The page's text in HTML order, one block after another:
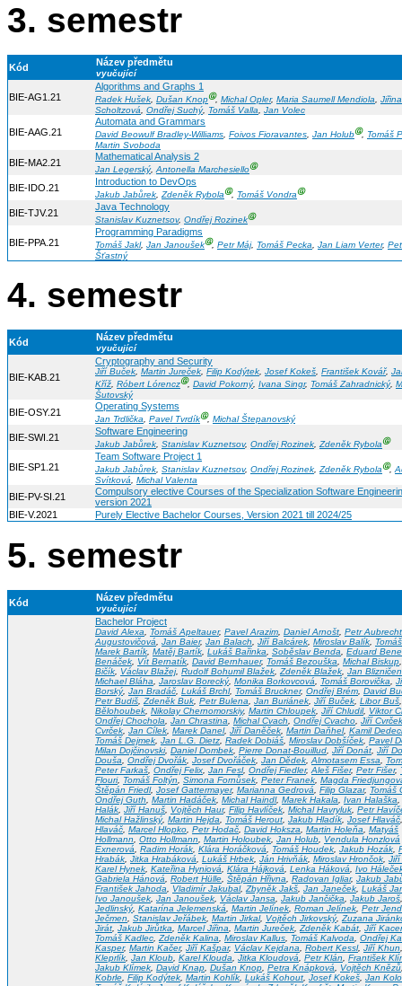
3. semestr
Kód Název předmětu
vyučující
BIE-AG1.21
Algorithms and Graphs 1
Radek Hušek, Dušan KnopⒼ, Michal Opler, Maria Saumell Mendiola, Jiřina
Scholtzová
Ondřej Suchý, Tomáš Valla Jan Volec
BIE-AAG.21
Automata and Grammars
David Beowulf Bradley-Williams, Foivos Fioravantes, Jan HolubⒼ, Tomáš
Martin Svoboda
BIE-MA2.21
Mathematical Analysis 2
Jan Legerský,Antonella MarchesielloⒼ
BIE-IDO.21
Introduction to DevOps
Jakub Jabůrek,Zdeněk RybolaⒼ, Tomáš VondraⒼ
BIE-TJV.21
Java Technology
Stanislav Kuznetsov, Ondřej RozinekⒼ
BIE-PPA.21
Programming Paradigms
Tomáš Jakl, Jan JanoušekⒼ, Petr Máj, Tomáš Pecka, Jan Liam Verter,
Šťastný
4. semestr
Kód Název předmětu
vyučující
BIE-KAB.21
Cryptography and Security
Jiří Buček, Martin Jureček, Filip Kodýtek, Josef Kokeš, František Kovář,
Kříž, Róbert LórenczⒼ, David Pokorný, Ivana Singr, Tomáš Zahradnický,
Šutovský
BIE-OSY.21
Operating Systems
Jan Trdlička, Pavel TvrdíkⒼ, Michal Štepanovský
BIE-SWI.21
Software Engineering
Jakub Jabůrek, Stanislav Kuznetsov, Ondřej Rozinek,Zdeněk RybolaⒼ
BIE-SP1.21
Team Software Project 1
Jakub Jabůrek, Stanislav Kuznetsov, Ondřej Rozinek,Zdeněk RybolaⒼ,
Svítková
Michal Valenta
BIE-PV-SI.21
Compulsory elective Courses of the Specialization Software
version 2021
BIE-V.2021
Purely Elective Bachelor Courses, Version 2021 till 2024/25
5. semestr
Kód Název předmětu
vyučující
Bachelor Project
David Alexa, Tomáš Apeltauer, Pavel Arazim, Daniel Arnošt, Petr Aubrecht
Augustovičová, Jan Baier, Jan Balach, Jiří Balcárek, Miroslav Balík,
Marek Bartík, Matěj Bartík, Lukáš Bařinka, Soběslav Benda, Eduard
Benáček, Vít Bernatík, David Bernhauer, Tomáš Bezouška, Michal Biskup
Bičík, Václav Blažej, Rudolf Bohumil Blažek,Zdeněk Blažek, Jan
Michael Bláha, Jaroslav Borecký, Monika Borkovcová, Tomáš Borovička,
Borský, Jan Bradáč, Lukáš Brchl, Tomáš Bruckner, Ondřej Brém, David
Petr Budiš,Zdeněk Buk, Petr Bulena, Jan Buriánek, Jiří Buček, Libor Buš
Bělohoubek, Nikolay Chernomorskiy, Martin Chloupek, Jiří Chludil, Viktor
Ondřej Chochola, Jan Chrastina, Michal Cvach, Ondřej Cvacho, Jiří Cvrček
Cvrček, Jan Cílek, Marek Danel, Jiří Daněček, Martin Daňhel, Kamil
Tomáš Dejmek, Jan L.G. Dietz, Radek Dobiáš, Miroslav Dobšíček, Pavel
Milan Dojčinovski, Daniel Dombek, Pierre Donat-Bouillud, Jiří Donát, Jiří
Douša, Ondřej Dvořák, Josef Dvořáček, Jan Dědek,Almotasem Essa,
Peter Farkaš, Ondřej Felix, Jan Fesl, Ondřej Fiedler,Aleš Fišer, Petr Fišer,
Flouri, Tomáš Foltýn, Simona Fornůsek, Peter Franek, Magda
Štěpán Friedl, Josef Gattermayer, Marianna Gedrová, Filip Glazar, Tomáš
Ondřej Guth, Martin Hadáček, Michal Haindl, Marek Hakala, Ivan Halaška,
Halák, Jiří Hanuš, Vojtěch Haur, Filip Havlíček, Michal Havryluk, Petr
Michal Hažlinský, Martin Hejda, Tomáš Herout, Jakub Hladík, Josef Hlaváč
Hlaváč, Marcel Hlopko, Petr Hodač, David Hoksza, Martin Holeňa, Matyáš
Hollmann, Otto Hollmann, Martin Holoubek, Jan Holub, Vendula Honzlová
Exnerová, Radim Horák, Klára Horáčková, Tomáš Houdek, Jakub Hozák,
Hrabák, Jitka Hrabáková, Lukáš Hrbek, Ján Hrivňák, Miroslav Hrončok, Jiří
Karel Hynek, Kateřina Hyniová, Klára Hájková, Lenka Háková, Ivo
Gabriela Hánová, Robert Hülle, Štěpán Hřivna, Radovan Igliar, Jakub
František Jahoda, Vladimír Jakubal,Zbyněk Jakš, Jan Janeček, Lukáš
Ivo Janoušek, Jan Janoušek, Václav Jansa, Jakub Jančička, Jakub Jaroš
Jedlinský, Katarína Jelemenská, Martin Jelínek, Roman Jelínek, Petr
Ječmen, Stanislav Jeřábek, Martin Jirkal, Vojtěch Jirkovský,Zuzana
Jirát, Jakub Jirůtka, Marcel Jiřina, Martin Jureček,Zdeněk Kabát, Jiří
Tomáš Kadlec,Zdeněk Kalina, Miroslav Kallus, Tomáš Kalvoda, Ondřej
Kasper, Martin Kačer, Jiří Kašpar, Václav Kejdana, Robert Kessl, Jiří Khun
Kleprlík, Jan Kloub, Karel Klouda, Jitka Kloudová, Petr Klán, František
Jakub Klímek, David Knap, Dušan Knop, Petra Knápková, Vojtěch Knězů
Kobrle, Filip Kodýtek, Martin Kohlík, Lukáš Kohout, Josef Kokeš, Jan